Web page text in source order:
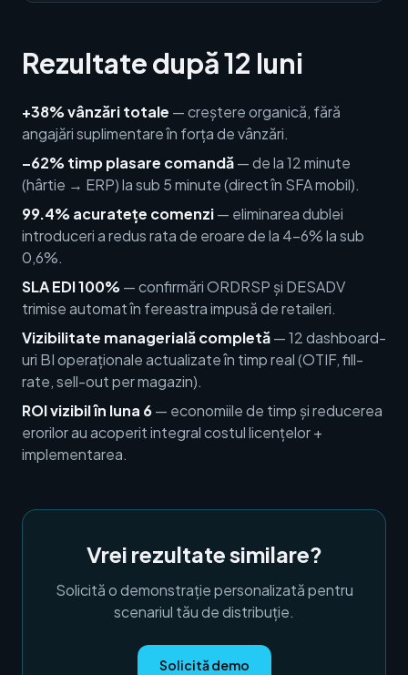
Rezultate după 12 luni
+38% vânzări totale — creștere organică, fără
angajări suplimentare în forța de vânzări.
–62% timp plasare comandă— de la 12 minute
(hârtie → ERP) la sub 5 minute (direct în SFA mobil).
99.4% acuratețe comenzi— eliminarea dublei
introduceri a redus rata de eroare de la 4-6% la sub
0,6%.
SLA EDI 100% — confirmări ORDRSP și DESADV
trimise automat în fereastra impusă de retaileri.
Vizibilitate managerială completă— 12 dashboard-
uri BI operaționale actualizate în timp real (OTIF, fill-
rate, sell-out per magazin).
ROI vizibil în luna 6— economiile de timp și reducerea
erorilor au acoperit integral costul licențelor +
implementarea.
Vrei rezultate similare?
Solicită o demonstrație personalizată pentru
scenariul tău de distribuție.
Solicită demo